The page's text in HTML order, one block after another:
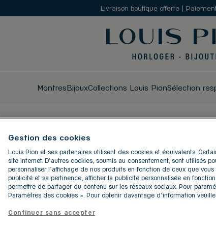
Livraison boutique offerte |
MontresBijouxCollections Louis PionSélection
LOUIS
GAGNY
Continuer sans accepter
Gestion des cookies
Louis Pion et ses partenaires utilisent des cookies et équivalents.
site internet. D'autres cookies, soumis au consentement, sont utilisés
personnaliser l’affichage de nos produits en fonction de ceux que
publicité et sa pertinence, afficher la publicité personnalisée en
permettre de partager du contenu sur les réseaux sociaux. Pour
Paramètres des cookies ». Pour obtenir davantage d'information